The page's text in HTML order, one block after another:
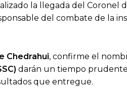
la llegada del Coronel
del combate de la
Chedrahui, confirme el
darán un tiempo
que entregue.